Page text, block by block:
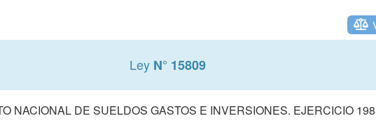
Ley N° 15809
NACIONAL DE SUELDOS GASTOS E INVERSIONES. EJERCICIO